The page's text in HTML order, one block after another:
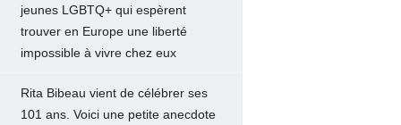
jeunes LGBTQ+ qui espèrent
trouver en Europe une liberté
impossible à vivre chez eux
Rita Bibeau vient de célébrer ses
101 ans. Voici une petite anecdote